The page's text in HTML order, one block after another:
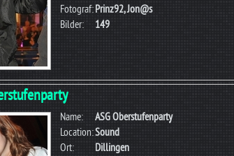
Fotograf:Prinz92, Jon@s
Bilder:
149
Name:
ASG Oberstufenparty
Location:Sound
Ort:
Dillingen